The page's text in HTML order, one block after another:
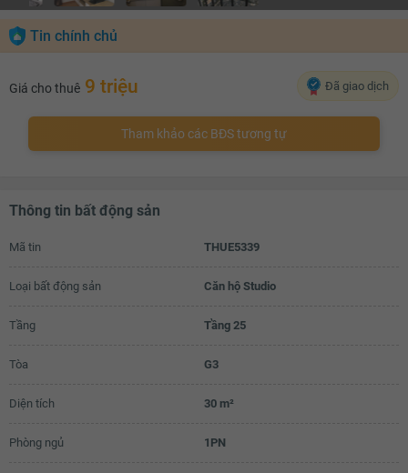
Tin chính chủ
Giá cho thuê 9 triệu Đã giao dịch
Tham khảo các BĐS tương tự
Thông tin bất động sản
Mã tin THUE5339
Loại bất động sản Căn hộ Studio
Tầng Tầng 25
Tòa G3
Diện tích 30 m²
Phòng ngủ 1PN